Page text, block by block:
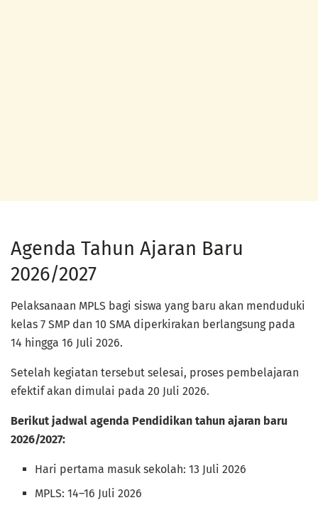
Agenda Tahun Ajaran Baru
2026/2027
Pelaksanaan MPLS bagi siswa yang baru akan menduduki
kelas 7 SMP dan 10 SMA diperkirakan berlangsung pada
14 hingga 16 Juli 2026.
Setelah kegiatan tersebut selesai, proses pembelajaran
efektif akan dimulai pada 20 Juli 2026.
Berikut jadwal agenda Pendidikan tahun ajaran baru
2026/2027:
Hari pertama masuk sekolah: 13 Juli 2026
MPLS: 14–16 Juli 2026